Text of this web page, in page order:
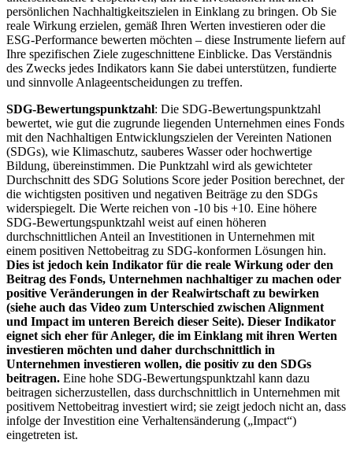
persönlichen Nachhaltigkeitszielen in Einklang zu bringen. Ob Sie
reale Wirkung erzielen, gemäß Ihren Werten investieren oder die
ESG-Performance bewerten möchten – diese Instrumente liefern auf
Ihre spezifischen Ziele zugeschnittene Einblicke. Das Verständnis
des Zwecks jedes Indikators kann Sie dabei unterstützen, fundierte
und sinnvolle Anlageentscheidungen zu treffen.
SDG-Bewertungspunktzahl: Die SDG-Bewertungspunktzahl
bewertet, wie gut die zugrunde liegenden Unternehmen eines Fonds
mit den Nachhaltigen Entwicklungszielen der Vereinten Nationen
(SDGs), wie Klimaschutz, sauberes Wasser oder hochwertige
Bildung, übereinstimmen. Die Punktzahl wird als gewichteter
Durchschnitt des SDG Solutions Score jeder Position berechnet, der
die wichtigsten positiven und negativen Beiträge zu den SDGs
widerspiegelt. Die Werte reichen von -10 bis +10. Eine höhere
SDG-Bewertungspunktzahl weist auf einen höheren
durchschnittlichen Anteil an Investitionen in Unternehmen mit
einem positiven Nettobeitrag zu SDG-konformen Lösungen hin.
Dies ist jedoch kein Indikator für die reale Wirkung oder den
Beitrag des Fonds, Unternehmen nachhaltiger zu machen oder
positive Veränderungen in der Realwirtschaft zu bewirken
(siehe auch das Video zum Unterschied zwischen Alignment
und Impact im unteren Bereich dieser Seite). Dieser Indikator
eignet sich eher für Anleger, die im Einklang mit ihren Werten
investieren möchten und daher durchschnittlich in
Unternehmen investieren wollen, die positiv zu den SDGs
beitragen. Eine hohe SDG-Bewertungspunktzahl kann dazu
beitragen sicherzustellen, dass durchschnittlich in Unternehmen mit
positivem Nettobeitrag investiert wird; sie zeigt jedoch nicht an, dass
infolge der Investition eine Verhaltensänderung („Impact“)
eingetreten ist.